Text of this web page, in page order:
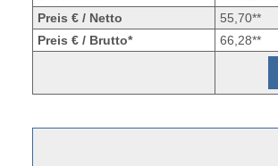
Preis € / Netto
55,70**
Preis € / Brutto*
66,28**